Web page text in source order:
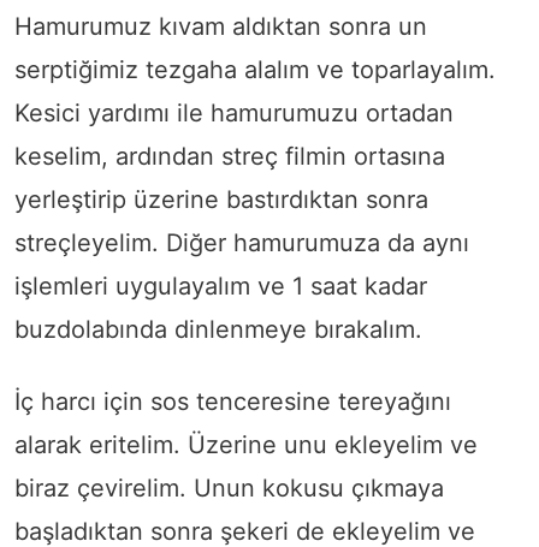
Hamurumuz kıvam aldıktan sonra un
serptiğimiz tezgaha alalım ve toparlayalım.
Kesici yardımı ile hamurumuzu ortadan
keselim, ardından streç filmin ortasına
yerleştirip üzerine bastırdıktan sonra
streçleyelim. Diğer hamurumuza da aynı
işlemleri uygulayalım ve 1 saat kadar
buzdolabında dinlenmeye bırakalım.
İç harcı için sos tenceresine tereyağını
alarak eritelim. Üzerine unu ekleyelim ve
biraz çevirelim. Unun kokusu çıkmaya
başladıktan sonra şekeri de ekleyelim ve